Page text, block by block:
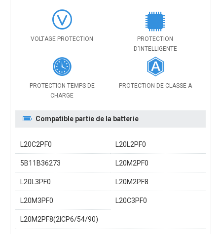
VOLTAGE PROTECTION
PROTECTION
D'INTELLIGENTE
PROTECTION TEMPS DE
CHARGE
PROTECTION DE CLASSE A
Compatible partie de la batterie
L20C2PF0 L20L2PF0
5B11B36273 L20M2PF0
L20L3PF0 L20M2PF8
L20M3PF0 L20C3PF0
L20M2PF8(2ICP6/54/90)